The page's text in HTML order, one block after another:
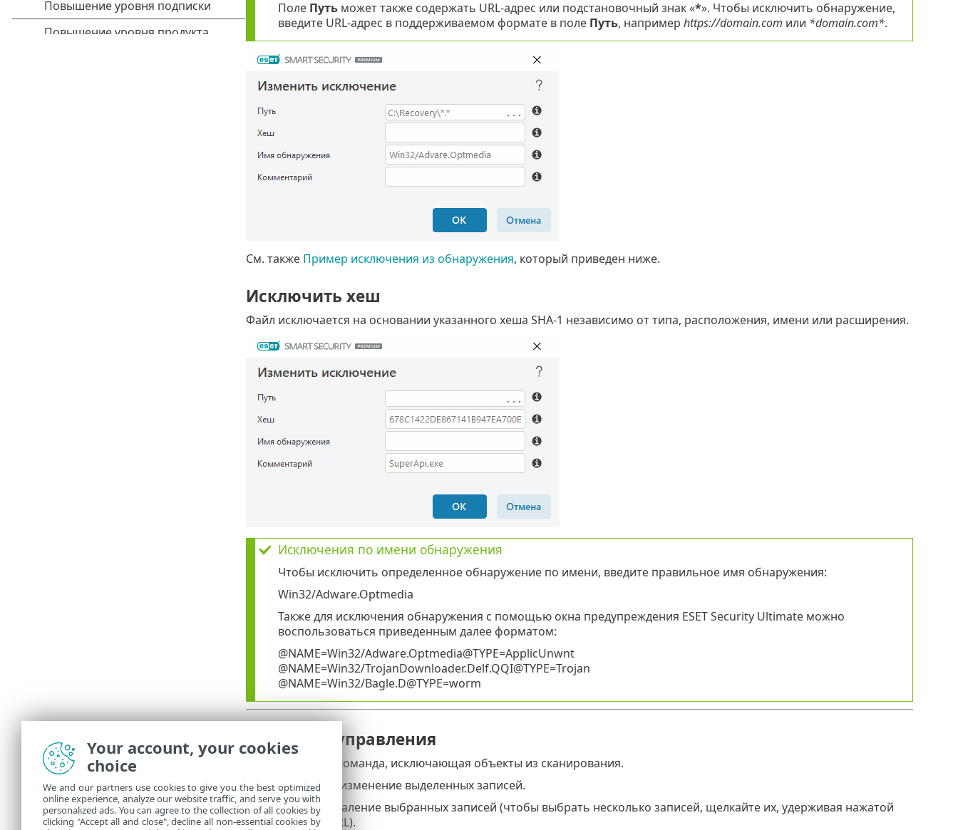
Поле Путьможет также содержать URL-адрес или подстановочный знак «*». Чтобы исключить обнаружение,
введите URL-адрес в поддерживаемом формате в поле Путь, например https://domain.com или *domain.com*.
См. также Пример исключения из обнаружения, который приведен ниже.
Исключить хеш
Файл исключается на основании указанного хеша SHA-1 независимо от типа, расположения, имени или расширения.
Исключения по имени обнаружения
Чтобы исключить определенное обнаружение по имени, введите правильное имя обнаружения:
Win32/Adware.Optmedia
Также для исключения обнаружения с помощью окна предупреждения ESET Security Ultimate можно
воспользоваться приведенным далее форматом:
@NAME=Win32/Adware.Optmedia@TYPE=ApplicUnwnt
@NAME=Win32/TrojanDownloader.Delf.QQI@TYPE=Trojan
@NAME=Win32/Bagle.D@TYPE=worm
Элементы управления
: команда, исключающая объекты из сканирования.
• Изменить : изменение выделенных записей.
• Удалить
: удаление выбранных записей (чтобы выбрать несколько записей, щелкайте их, удерживая нажатой
клавишу CTRL).
Your account, your cookies
choice
We and our partners use cookies to give you the best optimized
online experience, analyze our website traffic, and serve you with
personalized ads. You can agree to the collection of all cookies by
clicking "Accept all and close", decline all non-essential cookies by